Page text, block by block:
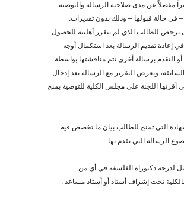
مفصلاً عن مدى صلاحية الرسالة والتوصية
– في حالة قبولها – وذلك بدون تقديرات.
للطالب الذي لم تتقرر أهليته للحصول
إعادة تقديم الرسالة بعد استكمال أوجه
أو التقدم برسالة أخرى تتم مناقشتها بواسطة
ويعرض التقرير مع الرسالة بعد إدخال
أقرتها اللجنة على مجلس الكلية للتوصية بمنح
التي تمنح للطالب بيان ما تخصص فيه
الرسالة التي تقدم بها .
لدرجة دكتوراه الفلسفة في أي من
تحت إشراف أستاذ أو أستاذ مساعد .